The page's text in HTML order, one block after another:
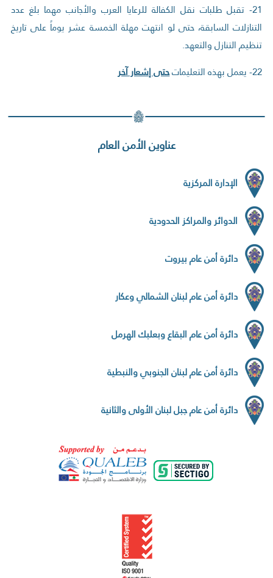
21- تقبل طلبات نقل الكفالة للرعايا العرب والأجانب مهما بلغ عدد
التنازلات السابقة، حتى لو انتهت مهلة الخمسة عشر يوماً على تاريخ
تنظيم التنازل والتعهد.
22- يعمل بهذه التعليمات
حتى إشعار آخر
عناوين الأمن العام
الإدارة المركزية
الدوائر والمراكز الحدودية
دائرة أمن عام بيروت
دائرة أمن عام لبنان الشمالي وعكار
دائرة أمن عام البقاع وبعلبك الهرمل
دائرة أمن عام لبنان الجنوبي والنبطية
دائرة أمن عام جبل لبنان الأولى والثانية